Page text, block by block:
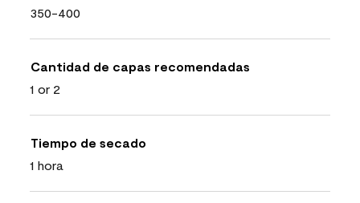
350-400
Cantidad de capas recomendadas
1 or 2
Tiempo de secado
1 hora